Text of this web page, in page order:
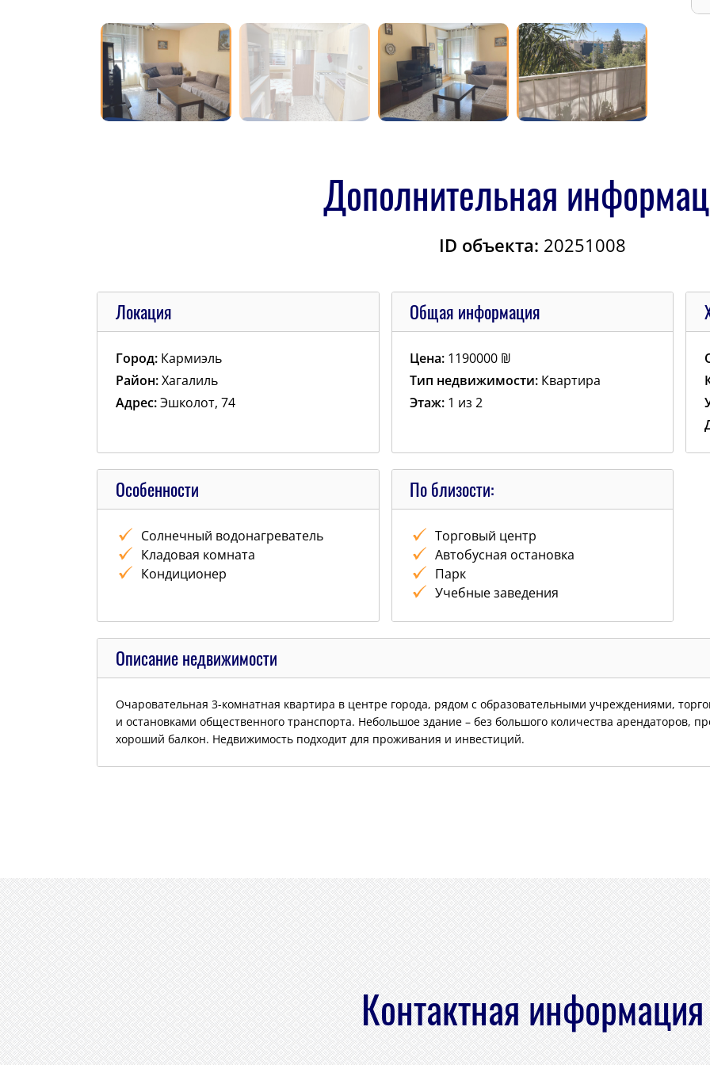
Дополнительная
ID объекта: 20251008
Локация
Город:Кармиэль
Район:Хагалиль
Адрес:Эшколот, 74
Общая информация
Цена: 1190000 ₪
Тип недвижимости: Квартира
Этаж: 1 из 2
Особенности
Cолнечный водонагреватель
Кладовая комната
Кондиционер
По близости:
Tорговый центр
Автобусная остановка
Парк
Учебные заведения
Описание недвижимости
Очаровательная 3-комнатная квартира в центре города, рядом с образовательными учреждениями,
и остановками общественного транспорта. Небольшое здание – без большого количества арендаторов,
хороший балкон. Недвижимость подходит для проживания и инвестиций.
Контактная информация